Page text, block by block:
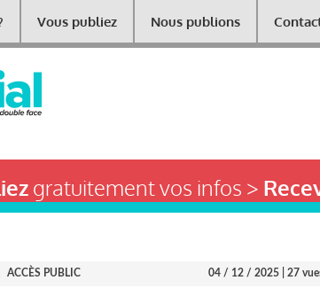
Vous publiez Nous publions
gratuitement vos infos >
ACCÈS PUBLIC 04 / 12 / 2025 | 27